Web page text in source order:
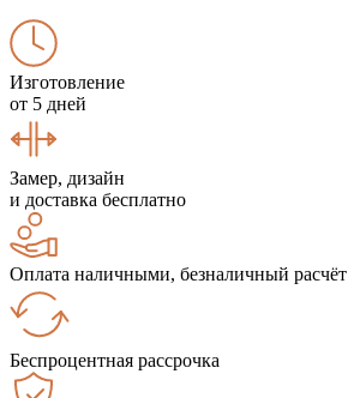
Изготовление
от 5 дней
Замер, дизайн
и доставка бесплатно
Оплата наличными, безналичный расчёт
Беспроцентная рассрочка